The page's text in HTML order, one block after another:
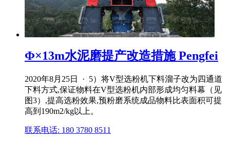
Φ×13m水泥磨提产改造措施 Pengfei
2020年8月25日 · 5）将V型选粉机下料溜子改为四通道
下料方式,保证物料在V型选粉机内部形成均匀料幕（见
图3）,提高选粉效果,预粉磨系统成品物料比表面积可提
高到190m2/kg以上。
联系电话: 180 3780 8511